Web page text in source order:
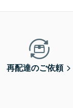
再配達のご依頼